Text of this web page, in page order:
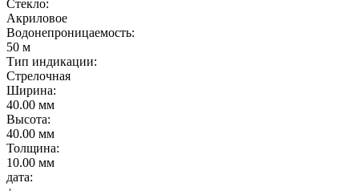
Стекло:
Акриловое
Водонепроницаемость:
50 м
Тип индикации:
Стрелочная
Ширина:
40.00 мм
Высота:
40.00 мм
Толщина:
10.00 мм
дата: